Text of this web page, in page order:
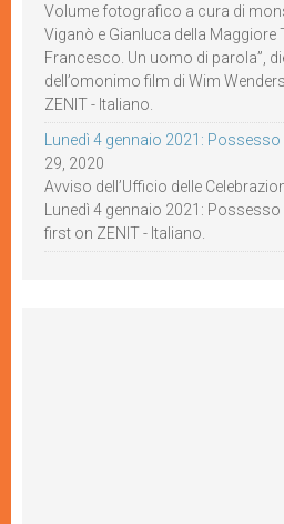
Volume fotografico a cura di
Viganò e Gianluca della Maggiore
Francesco. Un uomo di parola”,
dell’omonimo film di Wim
ZENIT - Italiano.
Lunedì 4 gennaio 2021:
29, 2020
Avviso dell’Ufficio delle
Lunedì 4 gennaio 2021:
first on ZENIT - Italiano.